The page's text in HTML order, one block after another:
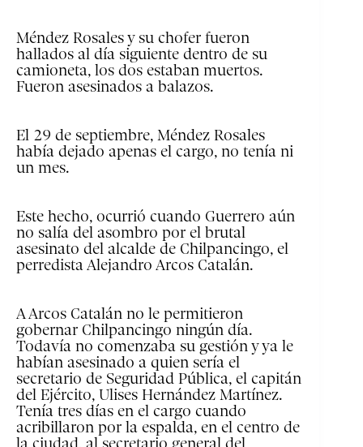
Méndez Rosales y su chofer fueron
hallados al día siguiente dentro de su
camioneta, los dos estaban muertos.
Fueron asesinados a balazos.
El 29 de septiembre, Méndez Rosales
había dejado apenas el cargo, no tenía ni
un mes.
Este hecho, ocurrió cuando Guerrero aún
no salía del asombro por el brutal
asesinato del alcalde de Chilpancingo, el
perredista Alejandro Arcos Catalán.
A Arcos Catalán no le permitieron
gobernar Chilpancingo ningún día.
Todavía no comenzaba su gestión y ya le
habían asesinado a quien sería el
secretario de Seguridad Pública, el capitán
del Ejército, Ulises Hernández Martínez.
Tenía tres días en el cargo cuando
acribillaron por la espalda, en el centro de